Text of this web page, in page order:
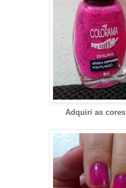
Adquiri as cores